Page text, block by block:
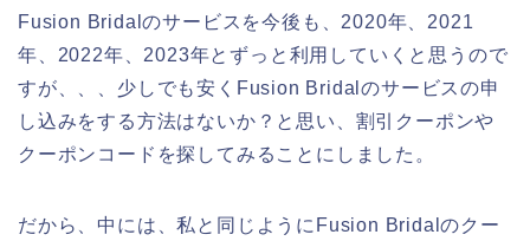
Fusion Bridalのサービスを今後も、2020年、2021
年、2022年、2023年とずっと利用していくと思うので
すが、、、少しでも安くFusion Bridalのサービスの申
し込みをする方法はないか？と思い、割引クーポンや
クーポンコードを探してみることにしました。
だから、中には、私と同じようにFusion Bridalのクー